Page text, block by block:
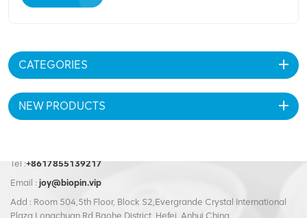
CATEGORIES
NEW PRODUCTS
Tel :+8617855139217
Email : joy@biopin.vip
Add : Room 504,5th Floor, Block S2,Evergrande Crystal International
Plaza,Longchuan Rd,Baohe District, Hefei, Anhui,China